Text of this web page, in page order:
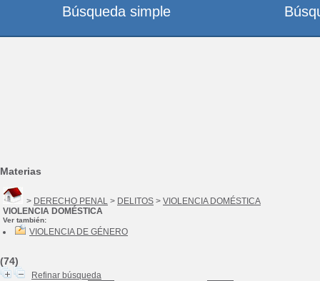
Materias
> DERECHO PENAL > DELITOS > VIOLENCIA DOMÉSTICA
VIOLENCIA DOMÉSTICA
Ver también:
VIOLENCIA DE GÉNERO
(74)
Refinar búsqueda
Búsqueda simple